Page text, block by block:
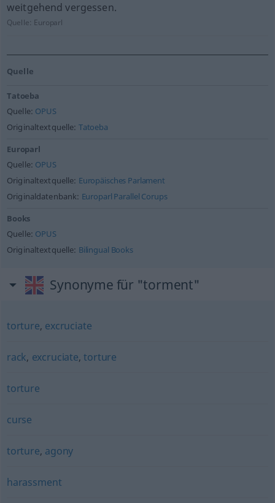
weitgehend vergessen.
Quelle: Europarl
Quelle
Tatoeba
Quelle: OPUS
Originaltextquelle: Tatoeba
Europarl
Quelle: OPUS
Originaltextquelle: Europäisches Parlament
Originaldatenbank: Europarl Parallel Corups
Books
Quelle: OPUS
Originaltextquelle: Bilingual Books
Synonyme für "torment"
torture, excruciate
rack, excruciate,torture
torture
curse
torture, agony
harassment